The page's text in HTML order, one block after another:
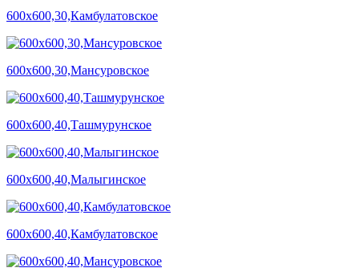
600х600,30,Камбулатовское
600х600,30,Мансуровское
600х600,40,Ташмурунское
600х600,40,Малыгинское
600х600,40,Камбулатовское